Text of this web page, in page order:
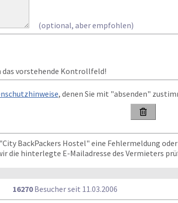
(optional, aber empfohlen)
das vorstehende Kontrollfeld!
, denen Sie mit "absenden"

BackPackers Hostel" eine Fehlermeldung
die hinterlegte E-Mailadresse des Vermieters
16270Besucher seit 11.03.2006